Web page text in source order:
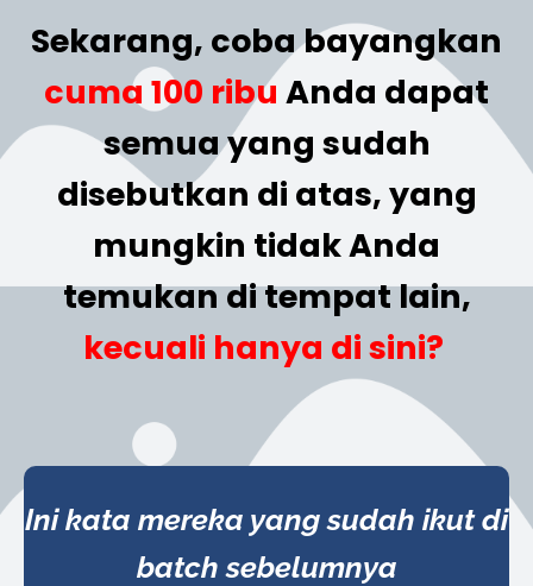
Sekarang, coba bayangkan
cuma 100 ribu Anda dapat
semua yang sudah
disebutkan di atas, yang
mungkin tidak Anda
temukan di tempat lain,
kecuali hanya di sini?
Ini kata mereka yang sudah ikut di
batch sebelumnya